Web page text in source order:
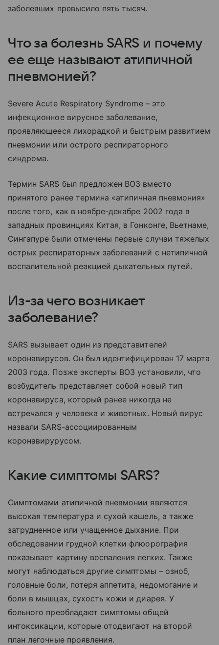
заболевших превысило пять тысяч.
Что за болезнь SARS и почему
ее еще называют атипичной
пневмонией?
Severe Acute Respiratory Syndrome – это
инфекционное вирусное заболевание,
проявляющееся лихорадкой и быстрым развитием
пневмонии или острого респираторного
синдрома.
Термин SARS был предложен ВОЗ вместо
принятого ранее термина «атипичная пневмония»
после того, как в ноябре-декабре 2002 года в
западных провинциях Китая, в Гонконге, Вьетнаме,
Сингапуре были отмечены первые случаи тяжелых
острых респираторных заболеваний с нетипичной
воспалительной реакцией дыхательных путей.
Из-за чего возникает
заболевание?
SARS вызывает один из представителей
коронавирусов. Он был идентифицирован 17 марта
2003 года. Позже эксперты ВОЗ установили, что
возбудитель представляет собой новый тип
коронавируса, который ранее никогда не
встречался у человека и животных. Новый вирус
назвали SARS-ассоциированным
коронавирурусом.
Какие симптомы SARS?
Симптомами атипичной пневмонии являются
высокая температура и сухой кашель, а также
затрудненное или учащенное дыхание. При
обследовании грудной клетки флюорография
показывает картину воспаления легких. Также
могут наблюдаться другие симптомы – озноб,
головные боли, потеря аппетита, недомогание и
боли в мышцах, сухость кожи и диарея. У
больного преобладают симптомы общей
интоксикации, которые отодвигают на второй
план легочные проявления.